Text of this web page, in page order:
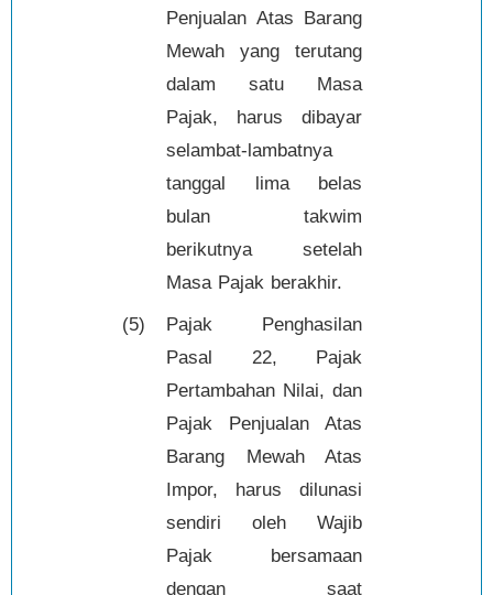
Penjualan Atas Barang
Mewah yang terutang
dalam satu Masa
Pajak, harus dibayar
selambat-lambatnya
tanggal lima belas
bulan takwim
berikutnya setelah
Masa Pajak berakhir.
(5)
Pajak Penghasilan
Pasal 22, Pajak
Pertambahan Nilai, dan
Pajak Penjualan Atas
Barang Mewah Atas
Impor, harus dilunasi
sendiri oleh Wajib
Pajak bersamaan
dengan saat